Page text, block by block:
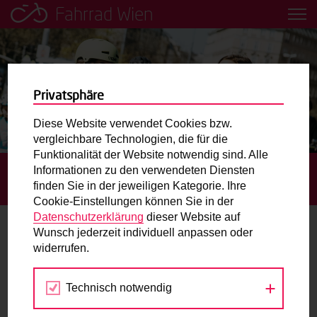
Fahrrad Wien
Leih dir einfach ein Transportfahrrad in deiner Nähe aus!
Mobilitätsbildung für Kinder und
Jugendliche
Radweg-Projektkarte
Routenplaner
Mit dem Fahrrad in Wien unterwegs? Hier finden Sie die
beste Route.
Wunschbox
Sie haben ein Anliegen zum Radverkehr? Schreiben Sie
STARTSEITE AKTUELLES
ARGENTINIERSTRASSE W
IRD NEUGESTALTET
Argentinierstraße wird neugestaltet
06.07.2022
Privatsphäre
Diese Website verwendet Cookies bzw.
vergleichbare Technologien, die für die
Funktionalität der Website notwendig sind. Alle
Informationen zu den verwendeten Diensten
finden Sie in der jeweiligen Kategorie. Ihre
Cookie-Einstellungen können Sie in der
Datenschutzerklärung dieser Website auf
Wunsch jederzeit individuell anpassen oder
widerrufen.
Technisch notwendig